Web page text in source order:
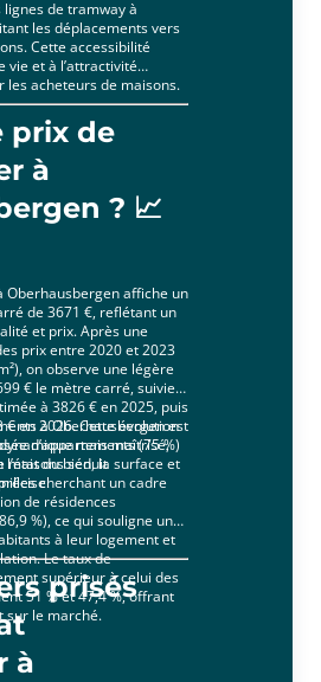
de tramway à
les déplacements vers
Cette accessibilité
vie et à l’attractivité
les acheteurs de maisons.
prix de
à
? 📈
Oberhausbergen affiche un
de 3671 €, reflétant un
et prix. Après une
prix entre 2020 et 2023
on observe une légère
€ le mètre carré, suivie
à 3826 € en 2025, puis
€ en 2026. Cette évolution
mais maîtrisé,
du bien, la surface et
à Oberhausbergen est
d’appartements (75 %)
maisons séduit
cherchant un cadre
de résidences
%), ce qui souligne un
à leur logement et
Le taux de
supérieur à celui des
51 % et 47,4 %, offrant
sur le marché.
prisés
à